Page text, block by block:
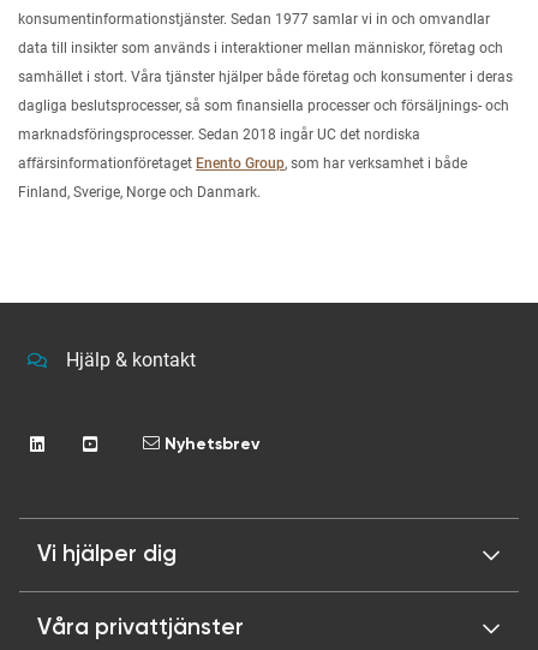
konsumentinformationstjänster. Sedan 1977 samlar vi in och omvandlar
data till insikter som används i interaktioner mellan människor, företag och
samhället i stort. Våra tjänster hjälper både företag och konsumenter i deras
dagliga beslutsprocesser, så som finansiella processer och försäljnings- och
marknadsföringsprocesser. Sedan 2018 ingår UC det nordiska
affärsinformationföretaget Enento Group, som har verksamhet i både
Finland, Sverige, Norge och Danmark.
Hjälp & kontakt
Nyhetsbrev
Vi hjälper dig
Våra privattjänster